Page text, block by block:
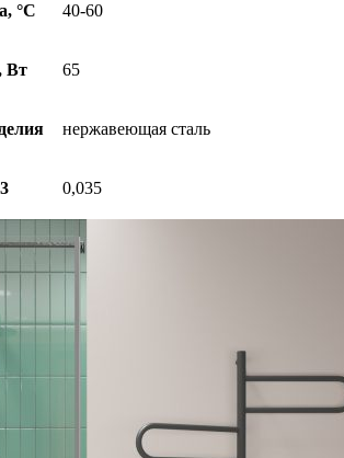
°C 40-60
Вт 65
нержавеющая сталь
0,035